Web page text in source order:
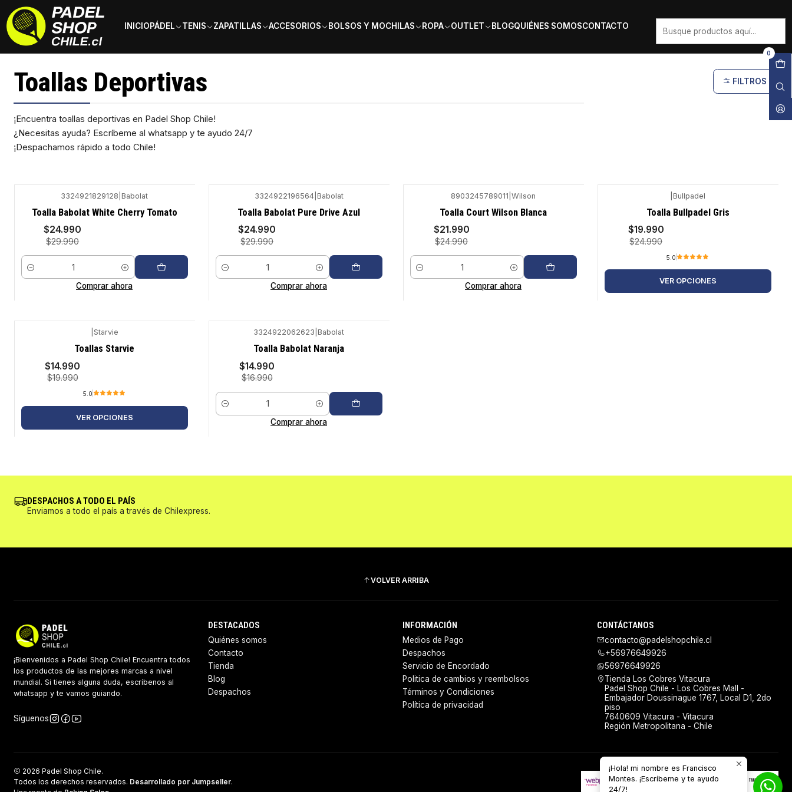
INICIOPÁDEL TENIS ZAPATILLAS ACCESORIOS BOLSOS Y MOCHILAS ROPA OUTLET BLOGQUIÉNES SOMOSCONTACTO
0
Inicio Accesorios Toallas Deportivas
Toallas Deportivas
¡Encuentra toallas deportivas en Padel Shop Chile!
¿Necesitas ayuda? Escríbeme al whatsapp y te ayudo 24/7
¡Despachamos rápido a todo Chile!
FILTROS
-17%
3324921829128 Babolat
Toalla Babolat White Cherry Tomato
$24.990
$29.990
Cantidad
Comprar ahora
-17%
3324922196564| Babolat
Toalla Babolat Pure Drive Azul
$24.990
$29.990
Cantidad
Comprar ahora
8903245789011 Wilson
Toalla Court Wilson Blanca
$21.990
$24.990
Cantidad
Comprar ahora
Bullpadel
Toalla Bullpadel Gris
$19.990
$24.990
5.0
VER OPCIONES
Starvie
Toallas Starvie
$14.990
$19.990
5.0
VER OPCIONES
3324922062623 Babolat
Toalla Babolat Naranja
$14.990
$16.990
Cantidad
Comprar ahora
DESPACHOS A TODO EL PAÍS
Enviamos a todo el país a través de Chilexpress.
VOLVER ARRIBA
¡Bienvenidos a Padel Shop Chile! Encuentra todos
los productos de las mejores marcas a nivel
mundial. Si tienes alguna duda, escríbenos al
whatsapp y te vamos guiando.
Síguenos
DESTACADOS
Quiénes somos
Contacto
Tienda
Blog
Despachos
INFORMACIÓN
Medios de Pago
Despachos
Servicio de Encordado
Politica de cambios y reembolsos
Términos y Condiciones
Política de privacidad
CONTÁCTANOS
contacto@padelshopchile.cl
+56976649926
56976649926
Tienda Los Cobres Vitacura
Padel Shop Chile - Los Cobres Mall -
Embajador Doussinague 1767, Local D1, 2do
piso
7640609 Vitacura - Vitacura
Región Metropolitana - Chile
2026 Padel Shop Chile.
Todos los derechos reservados. Desarrollado por Jumpseller.
¡Hola! mi nombre es Francisco
Montes. ¡Escríbeme y te ayudo
24/7!